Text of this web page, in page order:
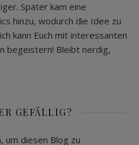
Später kam eine
hinzu, wodurch die Idee zu
kann Euch mit interessanten
begeistern! Bleibt nerdig,
GEFÄLLIG?
um diesen Blog zu